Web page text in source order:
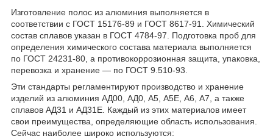
Изготовление полос из алюминия выполняется в
соответствии с ГОСТ 15176-89 и ГОСТ 8617-91. Химический
состав сплавов указан в ГОСТ 4784-97. Подготовка проб для
определения химического состава материала выполняется
по ГОСТ 24231-80, а противокоррозионная защита, упаковка,
перевозка и хранение — по ГОСТ 9.510-93.
Эти стандарты регламентируют производство и хранение
изделий из алюминия АД00, АД0, А5, А5Е, А6, А7, а также
сплавов АД31 и АД31Е. Каждый из этих материалов имеет
свои преимущества, определяющие область использования.
Сейчас наиболее широко используются: